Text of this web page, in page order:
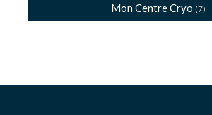
Mon Centre Cryo (7)